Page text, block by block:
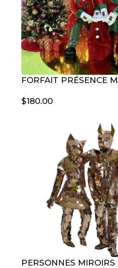
FORFAIT PRÉSENCE
$180.00
PERSONNES MIROIRS